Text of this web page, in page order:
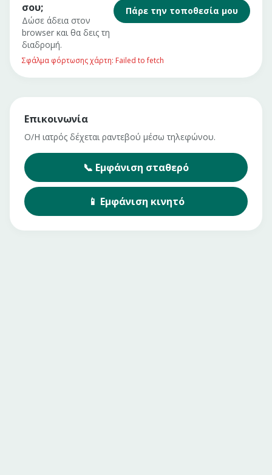
σου;
Δώσε άδεια στον
browser και θα δεις τη
διαδρομή.
Πάρε την τοποθεσία μου
Σφάλμα φόρτωσης χάρτη: Failed to fetch
Επικοινωνία
Ο/Η ιατρός δέχεται ραντεβού μέσω τηλεφώνου.
📞 Εμφάνιση σταθερό
📱 Εμφάνιση κινητό